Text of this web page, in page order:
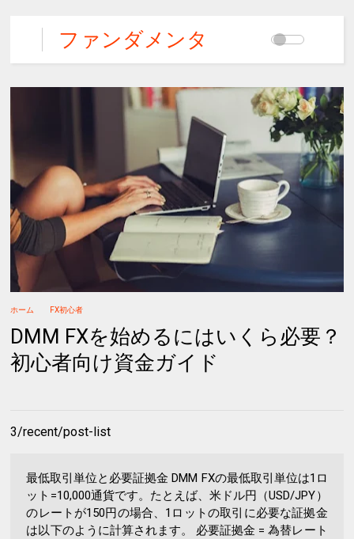
ファンダメンタ
ルズFX
ホーム FX初心者
DMM FXを始めるにはいくら必要？
初心者向け資金ガイド
3/recent/post-list
最低取引単位と必要証拠金 DMM FXの最低取引単位は1ロ
ット=10,000通貨です。たとえば、米ドル円（USD/JPY）
のレートが150円の場合、1ロットの取引に必要な証拠金
は以下のように計算されます。 必要証拠金 = 為替レート